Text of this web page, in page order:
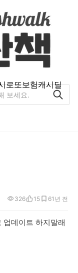
로또보험캐시딜
1년 전
326 15 6
업데이트 하지말래